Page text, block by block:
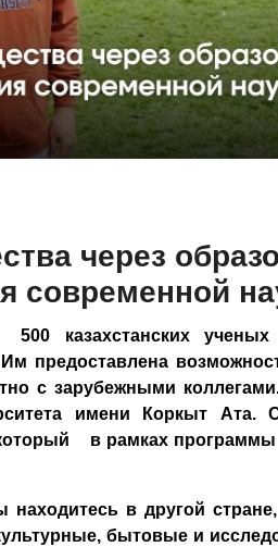
через
современной
500 казахстанских ученых
предоставлена
с зарубежными
имени Коркыт Ата.
в рамках программы
в другой
бытовые и